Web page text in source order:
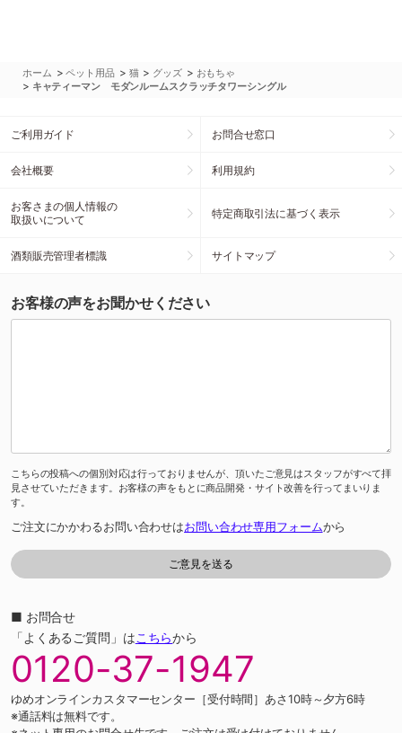
ホーム >ペット用品 > 猫 > グッズ > おもちゃ
> キャティーマン モダンルームスクラッチタワーシングル
ご利用ガイド お問合せ窓口
会社概要 利用規約
お客さまの個人情報の
取扱いについて
特定商取引法に基づく表示
酒類販売管理者標識 サイトマップ
お客様の声をお聞かせください
こちらの投稿への個別対応は行っておりませんが、頂いたご意見はスタッフがすべて拝
見させていただきます。お客様の声をもとに商品開発・サイト改善を行ってまいりま
す。
ご注文にかかわるお問い合わせはお問い合わせ専用フォームから
■ お問合せ
「よくあるご質問」はこちらから
0120-37-1947
ゆめオンラインカスタマーセンター［受付時間］あさ10時～夕方6時
※通話料は無料です。